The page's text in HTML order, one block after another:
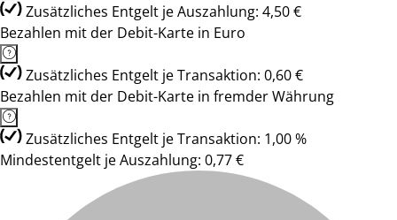
Zusätzliches Entgelt je Auszahlung: 4,50 €
Bezahlen mit der Debit-Karte in Euro
Zusätzliches Entgelt je Transaktion: 0,60 €
Bezahlen mit der Debit-Karte in fremder Währung
Zusätzliches Entgelt je Transaktion: 1,00 %
Mindestentgelt je Auszahlung: 0,77 €